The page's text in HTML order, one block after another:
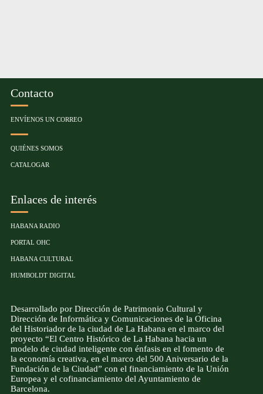
Contacto
ENVÍENOS UN CORREO
QUIÉNES SOMOS
CATALOGAR
Enlaces de interés
HABANA RADIO
PORTAL OHC
HABANA CULTURAL
HUMBOLDT DIGITAL
Desarrollado por Dirección de Patrimonio Cultural y
Dirección de Informática y Comunicaciones de la Oficina
del Historiador de la ciudad de La Habana en el marco del
proyecto “El Centro Histórico de La Habana hacia un
modelo de ciudad inteligente con énfasis en el fomento de
la economía creativa, en el marco del 500 Aniversario de la
Fundación de la Ciudad” con el financiamiento de la Unión
Europea y el cofinanciamiento del Ayuntamiento de
Barcelona.